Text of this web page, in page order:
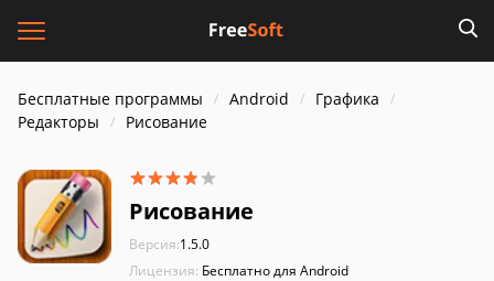
Бесплатные программы Android
Графика
Редакторы
Рисование
Рисование
Версия:1.5.0
Лицензия: Бесплатно для Android